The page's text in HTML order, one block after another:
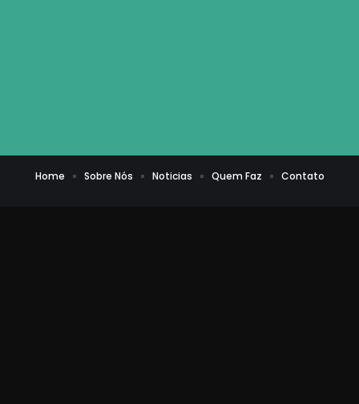
Home Sobre Nós Noticias Quem Faz Contato